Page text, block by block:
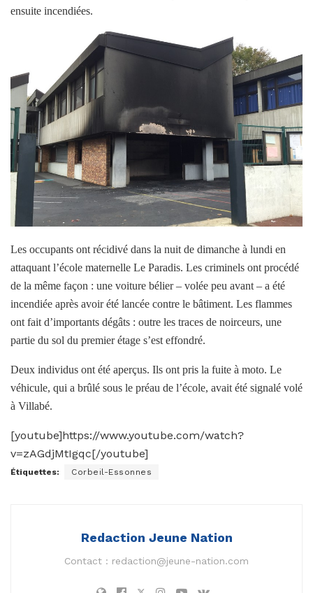
ensuite incendiées.
Les occupants ont récidivé dans la nuit de dimanche à lundi en
attaquant l’école maternelle Le Paradis. Les criminels ont procédé
de la même façon : une voiture bélier – volée peu avant – a été
incendiée après avoir été lancée contre le bâtiment. Les flammes
ont fait d’importants dégâts : outre les traces de noirceurs, une
partie du sol du premier étage s’est effondré.
Deux individus ont été aperçus. Ils ont pris la fuite à moto. Le
véhicule, qui a brûlé sous le préau de l’école, avait été signalé volé
à Villabé.
[youtube]https://www.youtube.com/watch?
v=zAGdjMtIgqc[/youtube]
Étiquettes: Corbeil-Essonnes
Redaction Jeune Nation
Contact : redaction@jeune-nation.com